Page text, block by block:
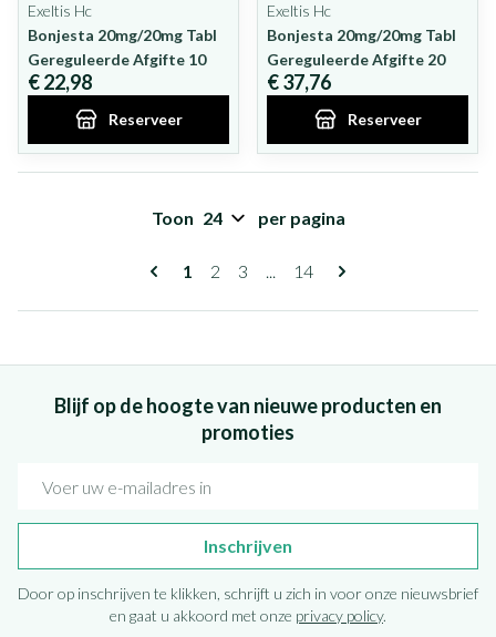
Exeltis Hc
Bonjesta 20mg/20mg Tabl
Gereguleerde Afgifte 10
€ 22,98
Reserveer
Exeltis Hc
Bonjesta 20mg/20mg Tabl
Gereguleerde Afgifte 20
€ 37,76
Reserveer
Pagina's
U lees momenteel pagina
1 Pagina
2 Pagina
3 ... Pagina
14
Toon per pagina
Blijf op de hoogte van nieuwe producten en
promoties
Inschrijven
Door op inschrijven te klikken, schrijft u zich in voor onze nieuwsbrief
en gaat u akkoord met onze privacy policy.